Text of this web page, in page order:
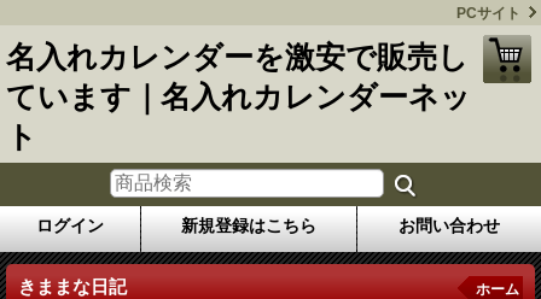
PCサイト
名入れカレンダーを激安で販売し
ています｜名入れカレンダーネッ
ト
ログイン 新規登録はこちら お問い合わせ
きままな日記 ホーム